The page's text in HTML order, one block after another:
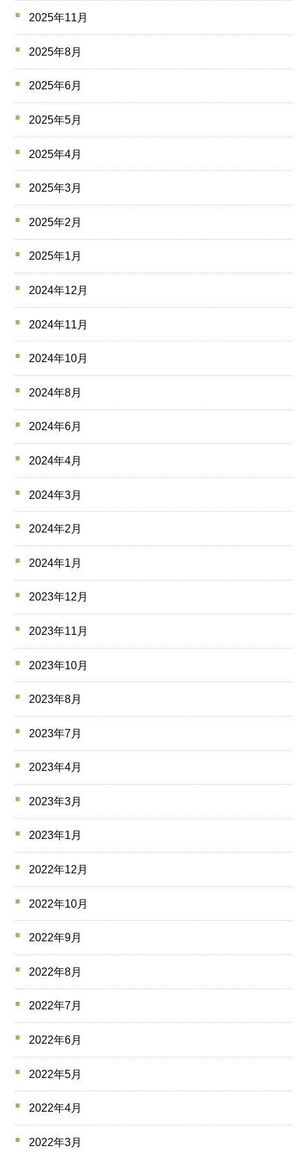
2025年11月
2025年8月
2025年6月
2025年5月
2025年4月
2025年3月
2025年2月
2025年1月
2024年12月
2024年11月
2024年10月
2024年8月
2024年6月
2024年4月
2024年3月
2024年2月
2024年1月
2023年12月
2023年11月
2023年10月
2023年8月
2023年7月
2023年4月
2023年3月
2023年1月
2022年12月
2022年10月
2022年9月
2022年8月
2022年7月
2022年6月
2022年5月
2022年4月
2022年3月